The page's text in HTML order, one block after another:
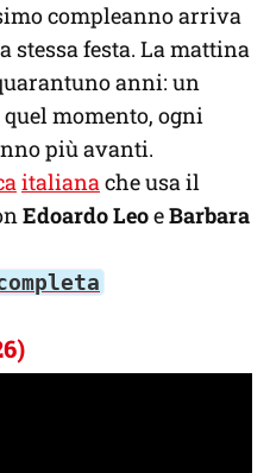
compleanno arriva
stessa festa. La mattina
anni: un
momento, ogni
più avanti.
italianache usa il
Edoardo LeoeBarbara